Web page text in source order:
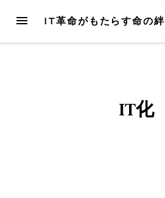
content
MENU IT革命がもたらす命の絆
IT化